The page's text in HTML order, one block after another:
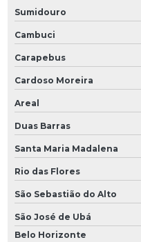
Sumidouro
Cambuci
Carapebus
Cardoso Moreira
Areal
Duas Barras
Santa Maria Madalena
Rio das Flores
São Sebastião do Alto
São José de Ubá
Belo Horizonte